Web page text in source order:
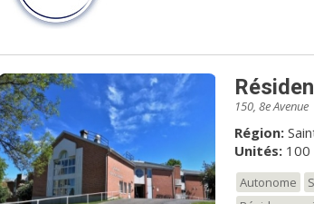
150, 8e Avenue
Région:
Unités:100
Autonome